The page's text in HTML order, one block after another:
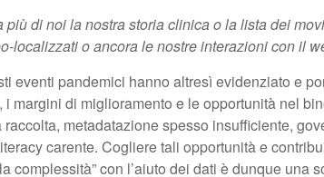
più di noi la nostra storia clinica o la lista dei
localizzati o ancora le nostre interazioni con il
eventi pandemici hanno altresì evidenziato e
i margini di miglioramento e le opportunità nel
metadatazione spesso insufficiente,
carente. Cogliere tali opportunità e
complessità” con l’aiuto dei dati è dunque una